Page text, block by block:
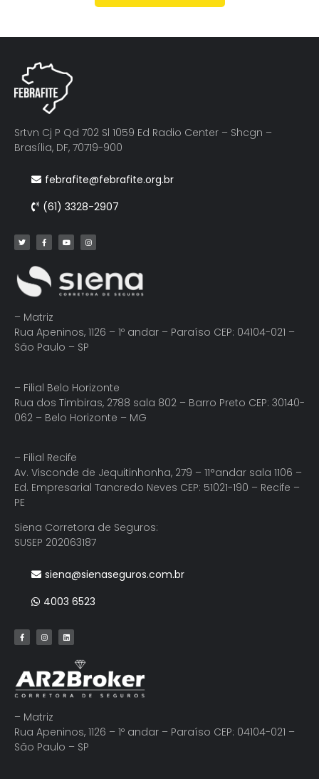
Srtvn Cj P Qd 702 Sl 1059 Ed Radio Center – Shcgn –
Brasília, DF, 70719-900
febrafite@febrafite.org.br
(61) 3328-2907
– Matriz
Rua Apeninos, 1126 – 1º andar – Paraíso CEP: 04104-021 –
São Paulo – SP
– Filial Belo Horizonte
Rua dos Timbiras, 2788 sala 802 – Barro Preto CEP: 30140-
062 – Belo Horizonte – MG
– Filial Recife
Av. Visconde de Jequitinhonha, 279 – 11°andar sala 1106 –
Ed. Empresarial Tancredo Neves CEP: 51021-190 – Recife –
PE
Siena Corretora de Seguros:
SUSEP 202063187
siena@sienaseguros.com.br
4003 6523
– Matriz
Rua Apeninos, 1126 – 1º andar – Paraíso CEP: 04104-021 –
São Paulo – SP